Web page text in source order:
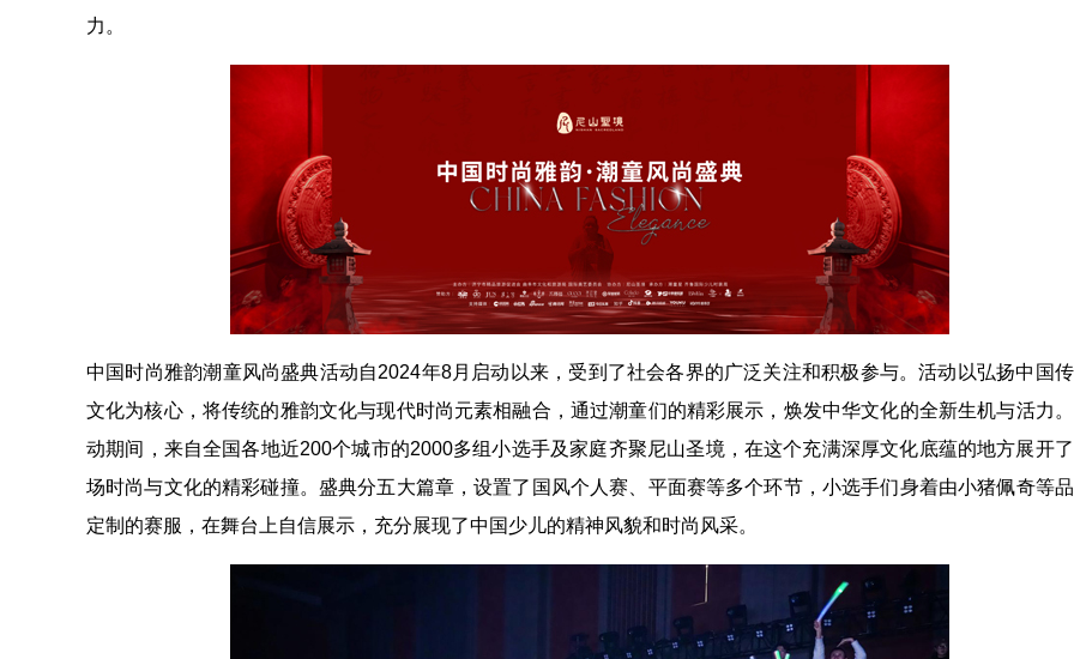
力。
中国时尚雅韵潮童风尚盛典活动自2024年8月启动以来，受到了社会各界的广泛关注和积极参与。活动以弘扬中国
文化为核心，将传统的雅韵文化与现代时尚元素相融合，通过潮童们的精彩展示，焕发中华文化的全新生机与活力
动期间，来自全国各地近200个城市的2000多组小选手及家庭齐聚尼山圣境，在这个充满深厚文化底蕴的地方展开
场时尚与文化的精彩碰撞。盛典分五大篇章，设置了国风个人赛、平面赛等多个环节，小选手们身着由小猪佩奇等
定制的赛服，在舞台上自信展示，充分展现了中国少儿的精神风貌和时尚风采。